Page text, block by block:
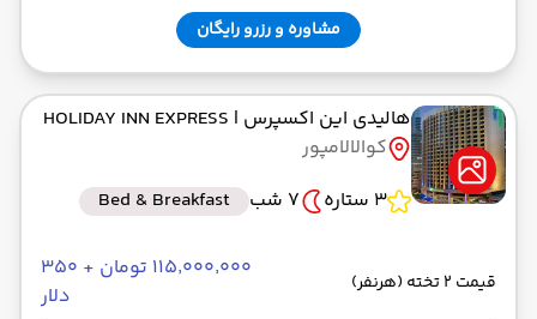
مشاوره و رزرو رایگان
هالیدی این اکسپرس | HOLIDAY INN EXPRESS
کوالالامپور
3 ستاره
7 شب Bed & Breakfast
قیمت 2 تخته (هرنفر)
۱۱۵٬۰۰۰٬۰۰۰ تومان + ۳۵۰
دلار